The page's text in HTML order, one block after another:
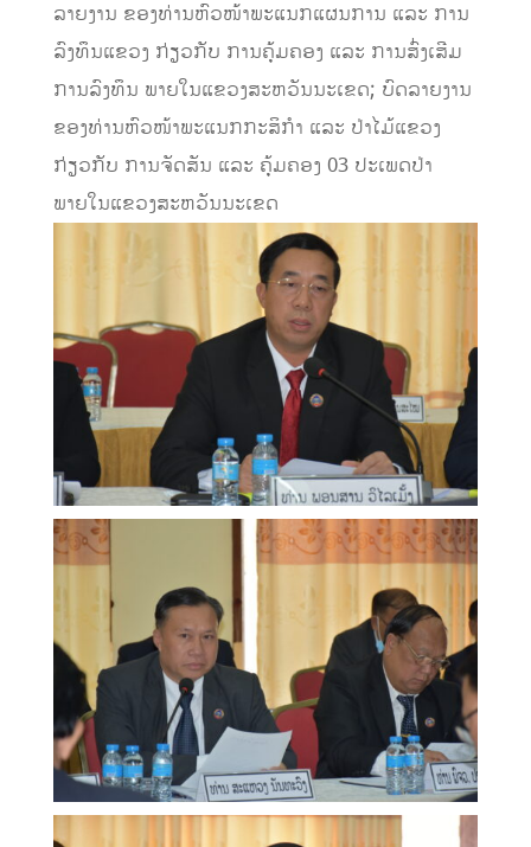
ລາຍງານ ຂອງທ່ານຫົວໜ້າພະແນກແຜນການ ແລະ ການ
ລົງທຶນແຂວງ ກ່ຽວກັບ ການຄຸ້ມຄອງ ແລະ ການສົ່ງເສີມ
ການລົງທຶນ ພາຍໃນແຂວງສະຫວັນນະເຂດ; ບົດລາຍງານ
ຂອງທ່ານຫົວໜ້າພະແນກກະສິກໍາ ແລະ ປ່າໄມ້ແຂວງ
ກ່ຽວກັບ ການຈັດສັນ ແລະ ຄຸ້ມຄອງ 03 ປະເພດປ່າ
ພາຍໃນແຂວງສະຫວັນນະເຂດ